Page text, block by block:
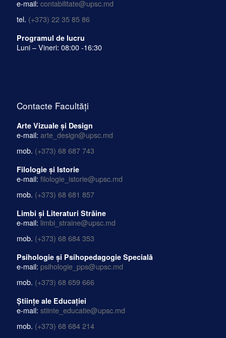
e-mail: contabilitate@upsc.md
tel. (+373) 22 35 85 86
Programul de lucru
Luni – Vineri: 08:00 -16:30
Contacte Facultăți
Arte Vizuale și Design
e-mail: arte_design@upsc.md
mob. (+373) 68 687 743
Filologie și Istorie
e-mail: filologie_istorie@upsc.md
mob. (+373) 68 681 857
Limbi și Literaturi Străine
e-mail: limbi_straine@upsc.md
mob. (+373) 68 684 353
Psihologie și Psihopedagogie Specială
e-mail: psihologie_pps@upsc.md
mob. (+373) 68 659 666
Științe ale Educației
e-mail: stiinte_educatie@upsc.md
mob. (+373) 68 684 214